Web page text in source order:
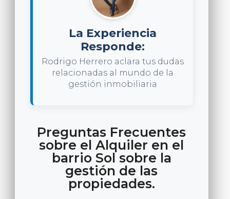
La Experiencia
Responde:
Rodrigo Herrero aclara tus dudas
relacionadas al mundo de la
gestión inmobiliaria
Preguntas Frecuentes
sobre el Alquiler en el
barrio Sol sobre la
gestión de las
propiedades.